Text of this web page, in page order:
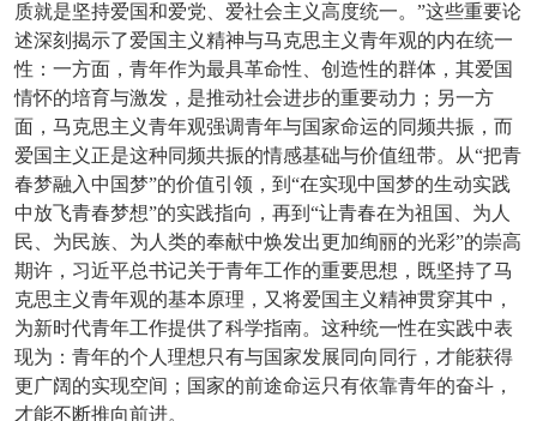
质就是坚持爱国和爱党、爱社会主义高度统一。”这些重要论
述深刻揭示了爱国主义精神与马克思主义青年观的内在统一
性：一方面，青年作为最具革命性、创造性的群体，其爱国
情怀的培育与激发，是推动社会进步的重要动力；另一方
面，马克思主义青年观强调青年与国家命运的同频共振，而
爱国主义正是这种同频共振的情感基础与价值纽带。从“把青
春梦融入中国梦”的价值引领，到“在实现中国梦的生动实践
中放飞青春梦想”的实践指向，再到“让青春在为祖国、为人
民、为民族、为人类的奉献中焕发出更加绚丽的光彩”的崇高
期许，习近平总书记关于青年工作的重要思想，既坚持了马
克思主义青年观的基本原理，又将爱国主义精神贯穿其中，
为新时代青年工作提供了科学指南。这种统一性在实践中表
现为：青年的个人理想只有与国家发展同向同行，才能获得
更广阔的实现空间；国家的前途命运只有依靠青年的奋斗，
才能不断推向前进。